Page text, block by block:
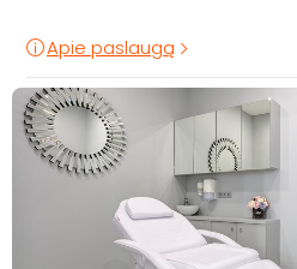
Apie paslaugą